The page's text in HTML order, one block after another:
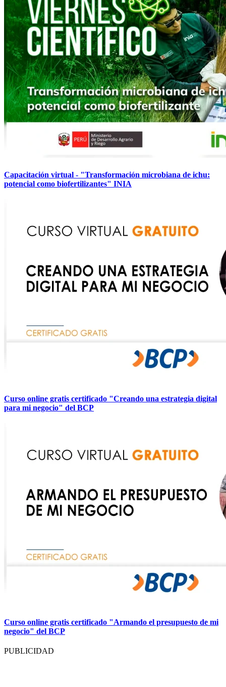
Capacitación virtual - "Transformación microbiana de ichu:
potencial como biofertilizantes" INIA
Curso online gratis certificado "Creando una estrategia digital
para mi negocio" del BCP
Curso online gratis certificado "Armando el presupuesto de mi
negocio" del BCP
PUBLICIDAD